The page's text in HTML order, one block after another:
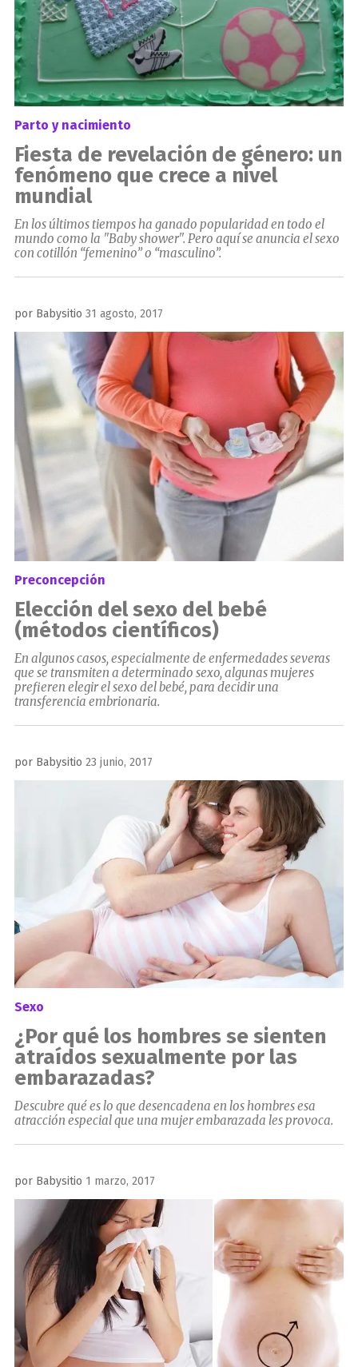
Parto y nacimiento
Fiesta de revelación de género: un
fenómeno que crece a nivel
mundial
En los últimos tiempos ha ganado popularidad en todo el
mundo como la "Baby shower". Pero aquí se anuncia el sexo
con cotillón “femenino” o “masculino”.
por Babysitio Publicado
el
31 agosto, 2017
Preconcepción
Elección del sexo del bebé
(métodos científicos)
En algunos casos, especialmente de enfermedades severas
que se transmiten a determinado sexo, algunas mujeres
prefieren elegir el sexo del bebé, para decidir una
transferencia embrionaria.
por Babysitio Publicado
el
23 junio, 2017
Sexo
¿Por qué los hombres se sienten
atraídos sexualmente por las
embarazadas?
Descubre qué es lo que desencadena en los hombres esa
atracción especial que una mujer embarazada les provoca.
por Babysitio Publicado
el
1 marzo, 2017